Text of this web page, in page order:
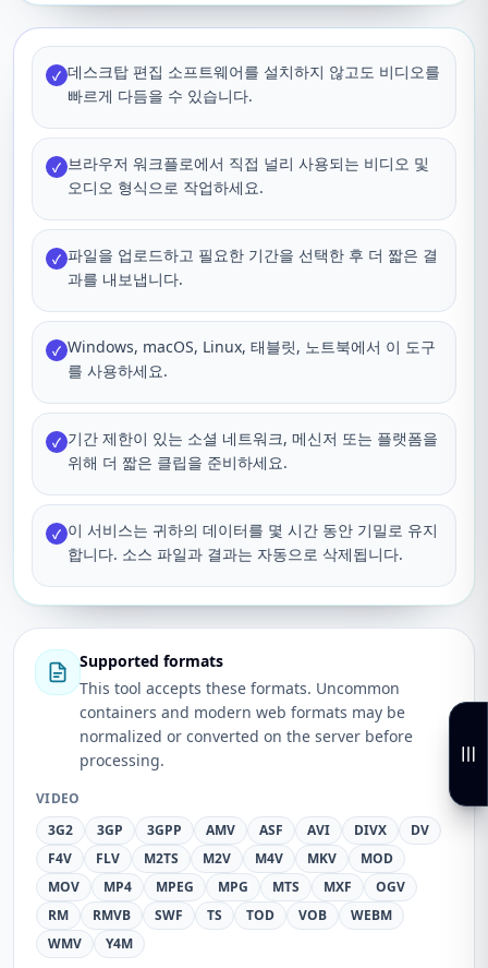
✓ 데스크탑 편집 소프트웨어를 설치하지 않고도 비디오를
빠르게 다듬을 수 있습니다.
✓ 브라우저 워크플로에서 직접 널리 사용되는 비디오 및
오디오 형식으로 작업하세요.
✓ 파일을 업로드하고 필요한 기간을 선택한 후 더 짧은 결
과를 내보냅니다.
✓ Windows, macOS, Linux, 태블릿, 노트북에서 이 도구
를 사용하세요.
✓ 기간 제한이 있는 소셜 네트워크, 메신저 또는 플랫폼을
위해 더 짧은 클립을 준비하세요.
✓ 이 서비스는 귀하의 데이터를 몇 시간 동안 기밀로 유지
합니다. 소스 파일과 결과는 자동으로 삭제됩니다.
Supported formats
This tool accepts these formats. Uncommon
containers and modern web formats may be
normalized or converted on the server before
processing.
VIDEO
3G2
3GP 3GPP AMV ASF AVI DIVX
DV
F4V
FLV M2TS M2V M4V MKV
MOD
MOV
MP4 MPEG MPG MTS MXF
OGV
RM
RMVB SWF TS TOD VOB
WEBM
WMV
Y4M